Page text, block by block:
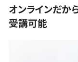
オンラインだか
受講可能